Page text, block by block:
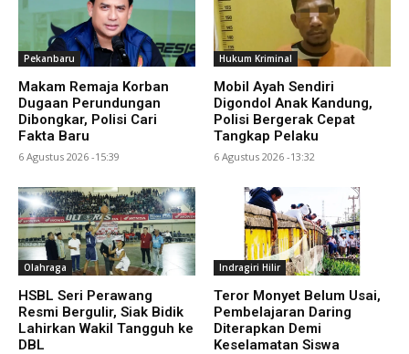
Pekanbaru
Makam Remaja Korban
Dugaan Perundungan
Dibongkar, Polisi Cari
Fakta Baru
6 Agustus 2026 -15:39
Hukum Kriminal
Mobil Ayah Sendiri
Digondol Anak Kandung,
Polisi Bergerak Cepat
Tangkap Pelaku
6 Agustus 2026 -13:32
Olahraga
HSBL Seri Perawang
Resmi Bergulir, Siak Bidik
Lahirkan Wakil Tangguh ke
DBL
Indragiri Hilir
Teror Monyet Belum Usai,
Pembelajaran Daring
Diterapkan Demi
Keselamatan Siswa